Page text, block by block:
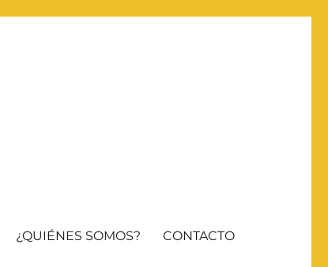
¿QUIÉNES SOMOS? CONTACTO